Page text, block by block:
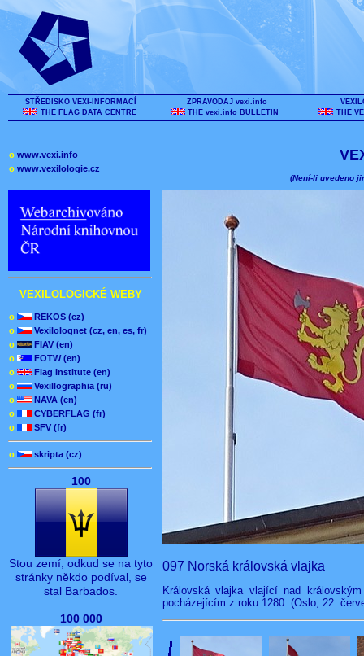
STŘEDISKO VEXI-INFORMACÍ
THE FLAG DATA CENTRE
ZPRAVODAJ vexi.info
THE vexi.info BULLETIN
THE
o www.vexi.info
o www.vexilologie.cz
VEXILOLOGICKÉ WEBY
o
REKOS (cz)
o
Vexilolognet (cz, en, es, fr)
o
FIAV (en)
o
FOTW (en)
o
Flag Institute (en)
o
Vexillographia (ru)
o
NAVA (en)
o
CYBERFLAG (fr)
o
SFV (fr)
o skripta (cz)
100
Stou zemí, odkud se na tyto
stránky někdo podíval, se
stal Barbados.
100 000
(Není-li uvedeno
097 Norská královská vlajka
Královská vlajka vlající nad
pocházejícím z roku 1280. (Oslo, 22.